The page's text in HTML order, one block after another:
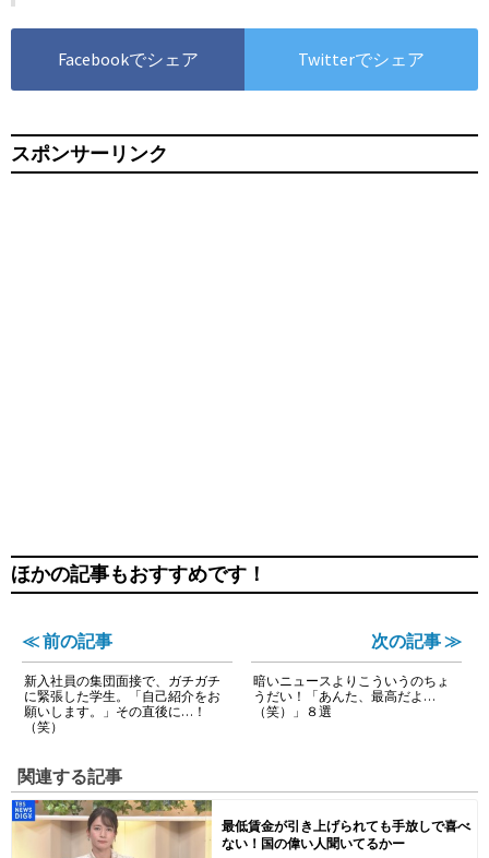
Facebookでシェア Twitterでシェア
スポンサーリンク
ほかの記事もおすすめです！
≪ 前の記事
新入社員の集団面接で、ガチガチ
に緊張した学生。「自己紹介をお
願いします。」その直後に…！
（笑）
次の記事 ≫
暗いニュースよりこういうのちょ
うだい！「あんた、最高だよ…
（笑）」８選
関連する記事
最低賃金が引き上げられても手放しで喜べ
ない！国の偉い人聞いてるかー